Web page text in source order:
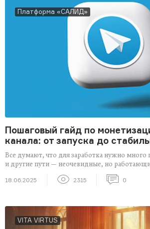
Платформа «САЛИД»
Пошаговый гайд по
канала: от запуска до
Все думают, что для заработка нужно много
и другие пути — неочевидные, но
18.06.2025 2315 0
VITA VIRTUS